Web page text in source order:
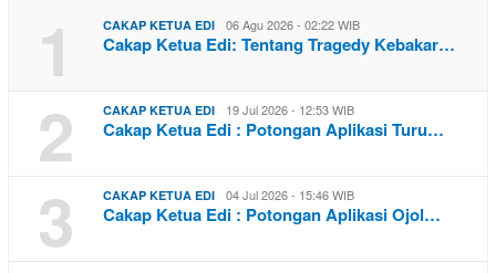
1 CAKAP KETUA EDI 06 Agu 2026 - 02:22 WIB
Cakap Ketua Edi: Tentang Tragedy Kebakar…
2 CAKAP KETUA EDI 19 Jul 2026 - 12:53 WIB
Cakap Ketua Edi : Potongan Aplikasi Turu…
3 CAKAP KETUA EDI 04 Jul 2026 - 15:46 WIB
Cakap Ketua Edi : Potongan Aplikasi Ojol…